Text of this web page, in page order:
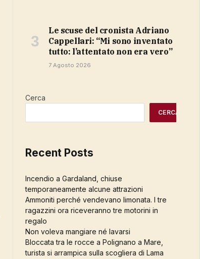
Le scuse del cronista Adriano
Cappellari: “Mi sono inventato
tutto: l’attentato non era vero”
7 Agosto 2026
Cerca
CERCA
Recent Posts
Incendio a Gardaland, chiuse
temporaneamente alcune attrazioni
Ammoniti perché vendevano limonata. I tre
ragazzini ora riceveranno tre motorini in
regalo
Non voleva mangiare né lavarsi
Bloccata tra le rocce a Polignano a Mare,
turista si arrampica sulla scogliera di Lama